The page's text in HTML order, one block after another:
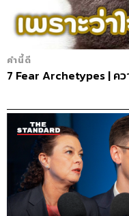
คำนี้ดี
7 Fear Archetypes | ค